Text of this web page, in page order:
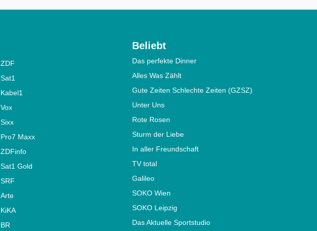
ZDF
Sat1
Kabel1
Vox
Sixx
Pro7 Maxx
ZDFinfo
Sat1 Gold
SRF
Arte
KiKA
BR
Beliebt
Das perfekte Dinner
Alles Was Zählt
Gute Zeiten Schlechte Zeiten (GZSZ)
Unter Uns
Rote Rosen
Sturm der Liebe
In aller Freundschaft
TV total
Galileo
SOKO Wien
SOKO Leipzig
Das Aktuelle Sportstudio